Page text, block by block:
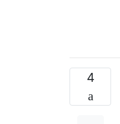
4